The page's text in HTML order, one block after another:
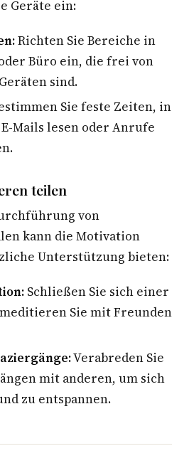
Geräte ein:
Richten Sie Bereiche in
Büro ein, die frei von
sind.
Sie feste Zeiten, in
Mails lesen oder Anrufe
teilen
von
kann die Motivation
Unterstützung bieten:
Schließen Sie sich einer
Sie mit Freunden
Verabreden Sie
mit anderen, um sich
zu entspannen.